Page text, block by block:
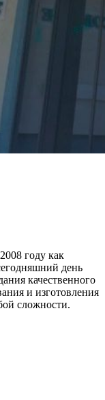
году как
день
качественного
и изготовления
сложности.